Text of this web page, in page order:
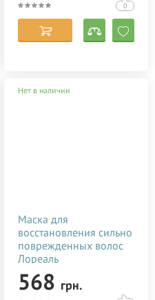
0
Нет в наличии
Маска для
восстановления сильно
поврежденных волос
Лореаль
Профессионнель Pro
Fiber Reconstruct
568 грн.